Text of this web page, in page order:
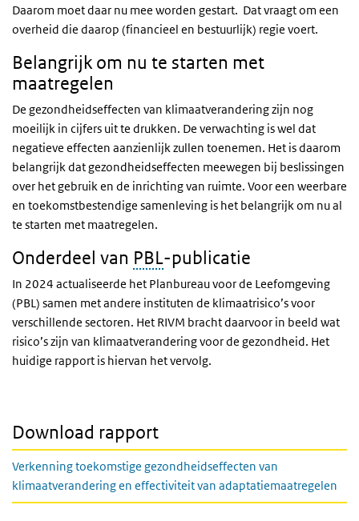
Daarom moet daar nu mee worden gestart. Dat vraagt om een
overheid die daarop (financieel en bestuurlijk) regie voert.
Belangrijk om nu te starten met
maatregelen
De gezondheidseffecten van klimaatverandering zijn nog
moeilijk in cijfers uit te drukken. De verwachting is wel dat
negatieve effecten aanzienlijk zullen toenemen. Het is daarom
belangrijk dat gezondheidseffecten meewegen bij beslissingen
over het gebruik en de inrichting van ruimte. Voor een weerbare
en toekomstbestendige samenleving is het belangrijk om nu al
te starten met maatregelen.
Onderdeel van PBL-publicatie
In 2024 actualiseerde het Planbureau voor de Leefomgeving
(PBL) samen met andere instituten de klimaatrisico’s voor
verschillende sectoren. Het RIVM bracht daarvoor in beeld wat
risico’s zijn van klimaatverandering voor de gezondheid. Het
huidige rapport is hiervan het vervolg.
Download rapport
Verkenning toekomstige gezondheidseffecten van
klimaatverandering en effectiviteit van adaptatiemaatregelen